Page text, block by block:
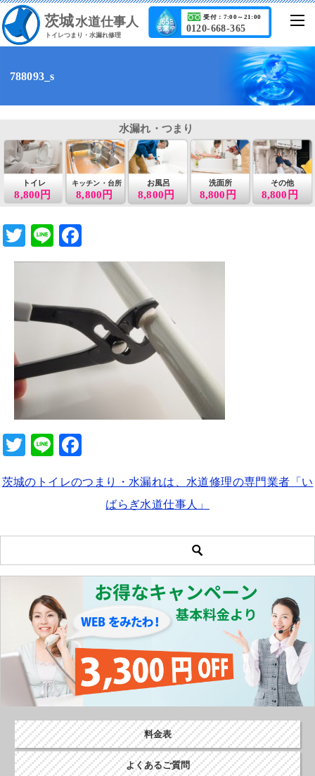
茨城水道仕事人
トイレつまり・水漏れ修理
0120-668-365
受付：7:00～21:00
788093_s
8,800円
トイレ
8,800円
キッチン・台所 お風呂
8,800円
洗面所
8,800円
その他
8,800円
水漏れ・つまり
T
wi
er
Li
n a
e
b
o
o
k
T
tt
Li
e c
b
o
茨城のトイレのつまり・水漏れは、水道修理の専門業者「い
ばらぎ水道仕事人」
料金表
よくあるご質問